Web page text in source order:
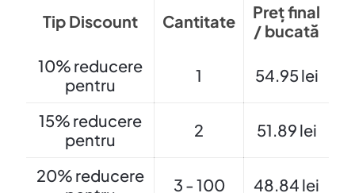
61.05
până
106.56
până
la
Tip Discount Cantitate
Preț final
/ bucată
10% reducere
pentru
1 54.95 lei
15% reducere
pentru
2 51.89 lei
20% reducere
3 - 100 48.84 lei